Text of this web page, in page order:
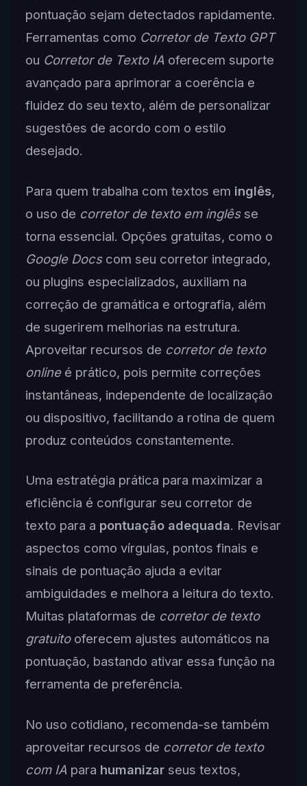
pontuação sejam detectados rapidamente.
Ferramentas como Corretor de Texto GPT
ou Corretor de Texto IA oferecem suporte
avançado para aprimorar a coerência e
fluidez do seu texto, além de personalizar
sugestões de acordo com o estilo
desejado.
Para quem trabalha com textos em inglês,
o uso de corretor de texto em inglêsse
torna essencial. Opções gratuitas, como o
Google Docscom seu corretor integrado,
ou plugins especializados, auxiliam na
correção de gramática e ortografia, além
de sugerirem melhorias na estrutura.
Aproveitar recursos de corretor de texto
onlineé prático, pois permite correções
instantâneas, independente de localização
ou dispositivo, facilitando a rotina de quem
produz conteúdos constantemente.
Uma estratégia prática para maximizar a
eficiência é configurar seu corretor de
texto para a pontuação adequada. Revisar
aspectos como vírgulas, pontos finais e
sinais de pontuação ajuda a evitar
ambiguidades e melhora a leitura do texto.
Muitas plataformas de corretor de texto
gratuitooferecem ajustes automáticos na
pontuação, bastando ativar essa função na
ferramenta de preferência.
No uso cotidiano, recomenda-se também
aproveitar recursos de corretor de texto
com IA para humanizarseus textos,